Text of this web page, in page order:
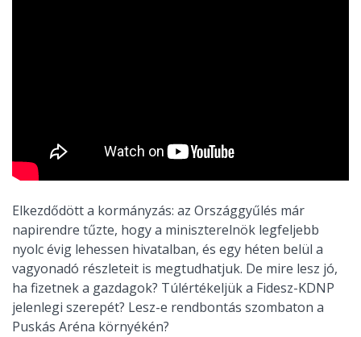
Elkezdődött a kormányzás: az Országgyűlés már
napirendre tűzte, hogy a miniszterelnök legfeljebb
nyolc évig lehessen hivatalban, és egy héten belül a
vagyonadó részleteit is megtudhatjuk. De mire lesz jó,
ha fizetnek a gazdagok? Túlértékeljük a Fidesz-KDNP
jelenlegi szerepét? Lesz-e rendbontás szombaton a
Puskás Aréna környékén?